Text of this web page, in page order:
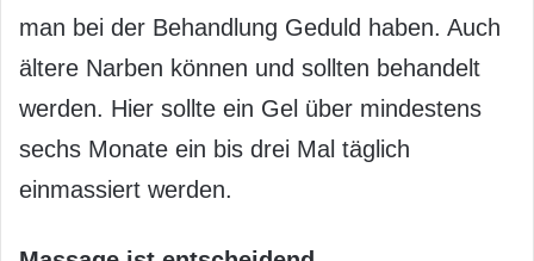
man bei der Behandlung Geduld haben. Auch
ältere Narben können und sollten behandelt
werden. Hier sollte ein Gel über mindestens
sechs Monate ein bis drei Mal täglich
einmassiert werden.